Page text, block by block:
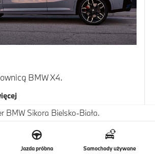
BMW X4.
BMW Sikora Bielsko-Biała.
Jazda próbna Samochody używane